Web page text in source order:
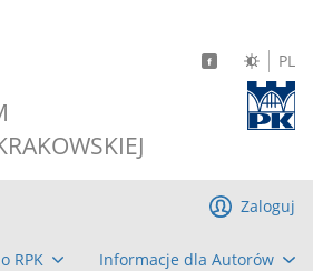
PL
RPK Informacje dla Autorów
Zaloguj